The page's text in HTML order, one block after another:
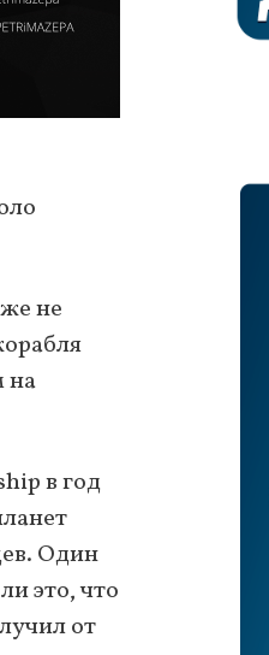
не
на
в год
Один
это, что
от